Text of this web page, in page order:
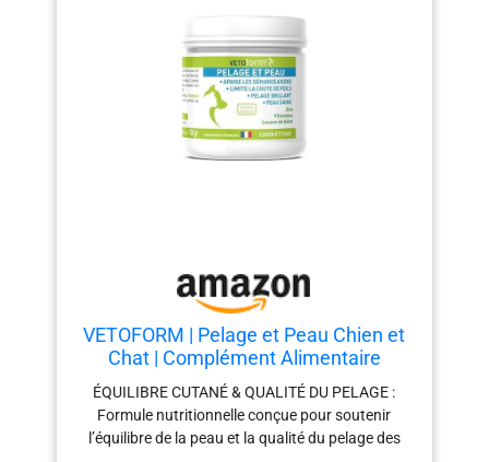
riche en énergie contenant une source d’acides
gras essentiels tels que des oméga 3 et les oméga
6. nos animaux sont aussi notre famille : pour
préserver le bien-être de nos compagnons,
beaphar donne accès à des soins et des produits
de qualité à prix abordables à tous les
VETOFORM | Pelage et Peau Chien et
Chat | Complément Alimentaire
démangeaisons en Poudre | Oméga 3,
Levure de Bière, Zinc & Biotine |
Fabriqué en France | Pot 100 g
ÉQUILIBRE CUTANÉ & QUALITÉ DU PELAGE :
Formule nutritionnelle conçue pour soutenir
l’équilibre de la peau et la qualité du pelage des